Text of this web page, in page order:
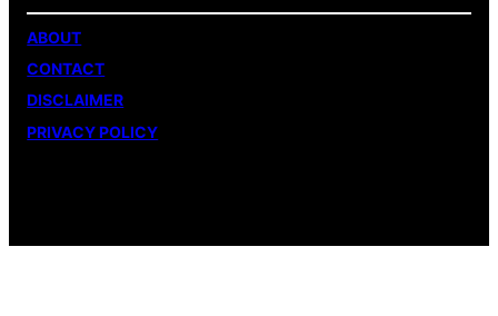
ABOUT
CONTACT
DISCLAIMER
PRIVACY POLICY